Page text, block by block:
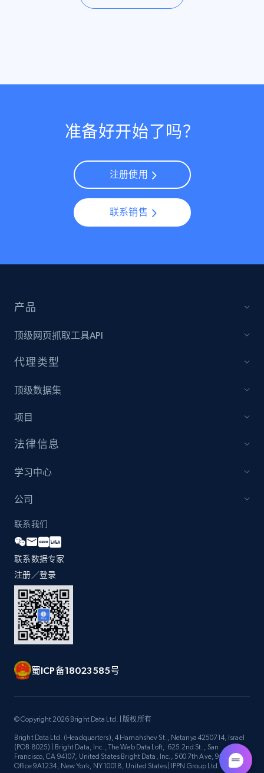
准备好开始了吗？
注册使用
联系销售
产品
顶级网页抓取工具API
代理类型
顶级数据集
项目
法律信息
学习中心
公司
联系我们
联系数据专家
注册／登录
蜀ICP备18023585号
© Copyright 2026 Bright Data Ltd. | 版权所有
Bright Data Ltd. (Headquarters), 4 Hamahshev St., Netanya 4250714, Israel
(POB 8025) | Bright Data, Inc., The Web Data Loft, 625 2nd St., San
Francisco, CA 94107, United States Bright Data, Inc., 500 7th Ave, 9th Floor
Office 9A1234, New York, NY 10018, United States | IPPN Group Ltd.